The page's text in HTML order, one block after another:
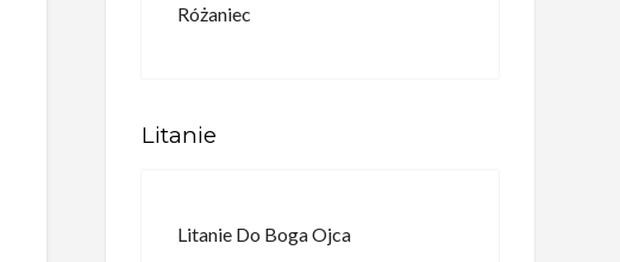
Różaniec
Litanie
Litanie Do Boga Ojca